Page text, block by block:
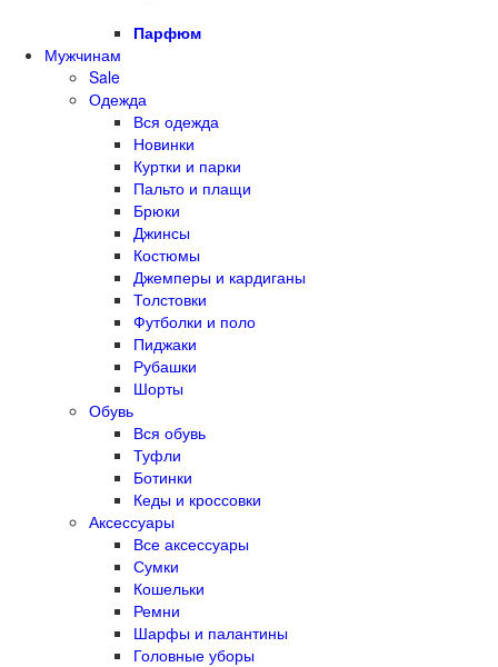
Парфюм
Мужчинам
Sale
Одежда
Вся одежда
Новинки
Куртки и парки
Пальто и плащи
Брюки
Джинсы
Костюмы
Джемперы и кардиганы
Толстовки
Футболки и поло
Пиджаки
Рубашки
Шорты
Обувь
Вся обувь
Туфли
Ботинки
Кеды и кроссовки
Аксессуары
Все аксессуары
Сумки
Кошельки
Ремни
Шарфы и палантины
Головные уборы